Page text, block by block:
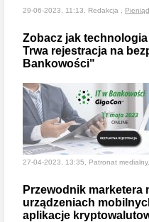
29-06-2023, 11:13, Redakcja ,
Zobacz jak
Trwa rejestracja na
Bankowości"
27-04-2023, 13:35, Patronat medialny,
Przewodnik
urządzeniach
aplikacje